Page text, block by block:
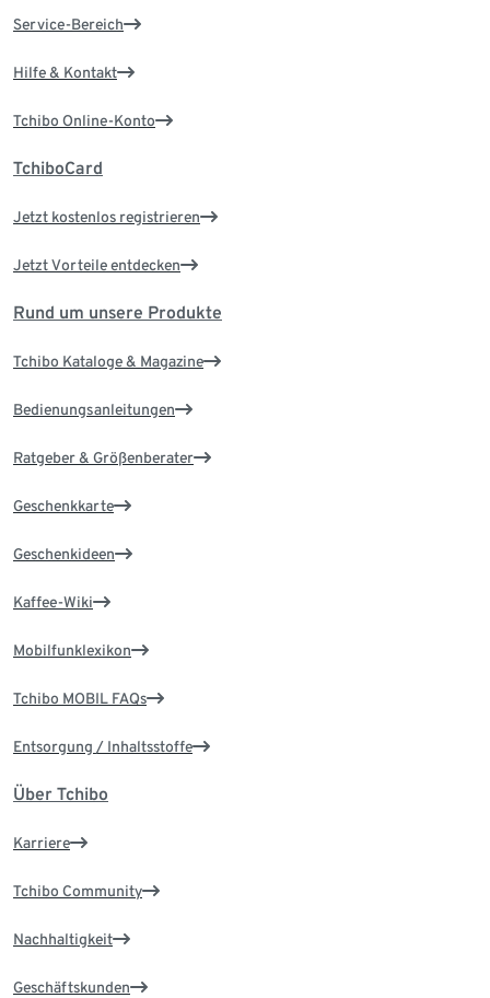
Service-Bereich
Hilfe & Kontakt
Tchibo Online-Konto
TchiboCard
Jetzt kostenlos registrieren
Jetzt Vorteile entdecken
Rund um unsere Produkte
Tchibo Kataloge & Magazine
Bedienungsanleitungen
Ratgeber & Größenberater
Geschenkkarte
Geschenkideen
Kaffee-Wiki
Mobilfunklexikon
Tchibo MOBIL FAQs
Entsorgung / Inhaltsstoffe
Über Tchibo
Karriere
Tchibo Community
Nachhaltigkeit
Geschäftskunden